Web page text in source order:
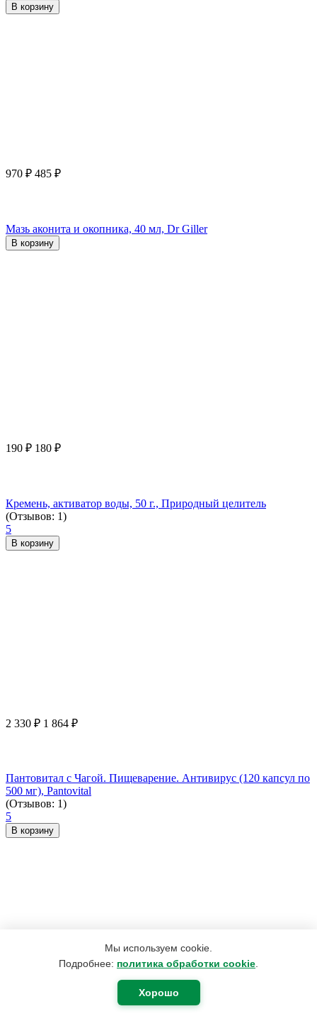
Мы используем cookie.
Подробнее: политика обработки cookie
Хорошо
В корзину
970 ₽ 485 ₽
Мазь аконита и окопника, 40 мл, Dr Giller
В корзину
190 ₽ 180 ₽
Кремень, активатор воды, 50 г., Природный целитель
(Отзывов: 1)
5
В корзину
2 330 ₽ 1 864 ₽
Пантовитал с Чагой. Пищеварение. Антивирус (120 капсул по
500 мг), Pantovital
(Отзывов: 1)
5
В корзину